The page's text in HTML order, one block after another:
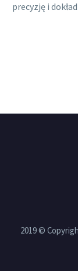
precyzję i
2019 ©